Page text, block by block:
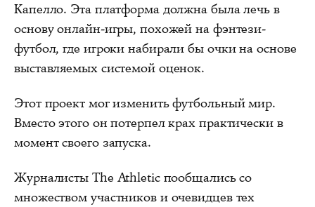
Капелло. Эта платформа должна была лечь в
основу онлайн-игры, похожей на фэнтези-
футбол, где игроки набирали бы очки на основе
выставляемых системой оценок.
Этот проект мог изменить футбольный мир.
Вместо этого он потерпел крах практически в
момент своего запуска.
Журналисты The Athletic пообщались со
множеством участников и очевидцев тех